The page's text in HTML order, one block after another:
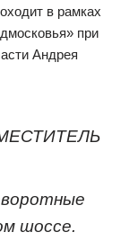
в рамках
при
Андрея
шоссе.